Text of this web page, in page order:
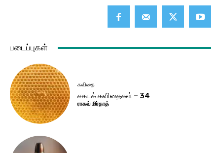
படைப்புகள்
கவிதை
சகடக் கவிதைகள் – 34
ராகவ் மிர்தாத்